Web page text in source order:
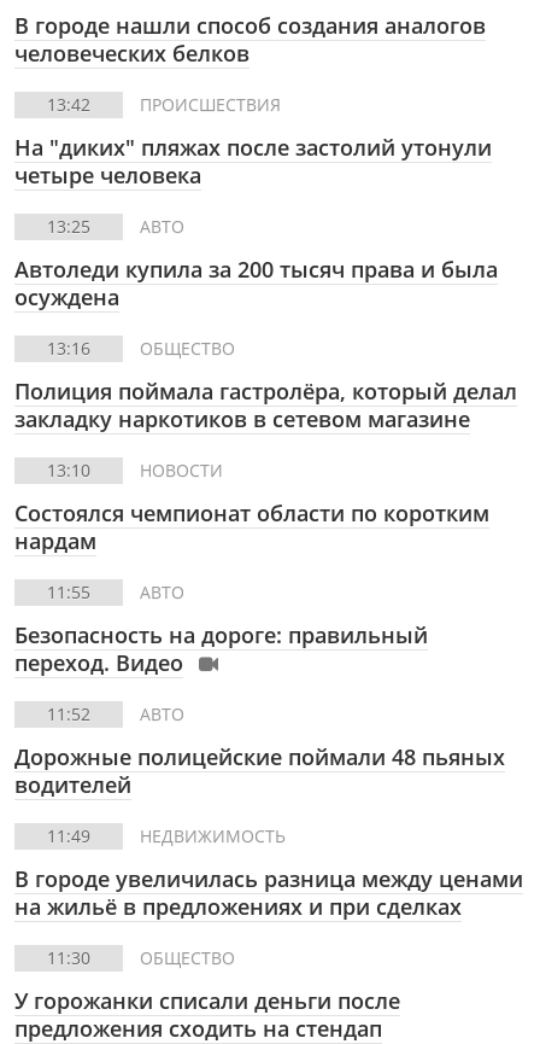
В городе нашли способ создания аналогов
человеческих белков
13:42 ПРОИСШЕСТВИЯ
На "диких" пляжах после застолий утонули
четыре человека
13:25 АВТО
Автоледи купила за 200 тысяч права и была
осуждена
13:16 ОБЩЕСТВО
Полиция поймала гастролёра, который делал
закладку наркотиков в сетевом магазине
13:10 НОВОСТИ
Состоялся чемпионат области по коротким
нардам
11:55 АВТО
Безопасность на дороге: правильный
переход. Видео
11:52 АВТО
Дорожные полицейские поймали 48 пьяных
водителей
11:49 НЕДВИЖИМОСТЬ
В городе увеличилась разница между ценами
на жильё в предложениях и при сделках
11:30 ОБЩЕСТВО
У горожанки списали деньги после
предложения сходить на стендап